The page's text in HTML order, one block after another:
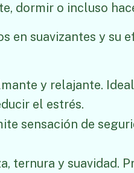
dormir o incluso
en suavizantes y su
y relajante.
el estrés.
sensación de
ternura y suavidad.